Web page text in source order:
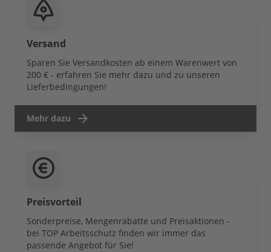
Versand
Sparen Sie Versandkosten ab einem Warenwert von
200 € - erfahren Sie mehr dazu und zu unseren
Lieferbedingungen!
Mehr dazu
Preisvorteil
Sonderpreise, Mengenrabatte und Preisaktionen -
bei TOP Arbeitsschutz finden wir immer das
passende Angebot für Sie!